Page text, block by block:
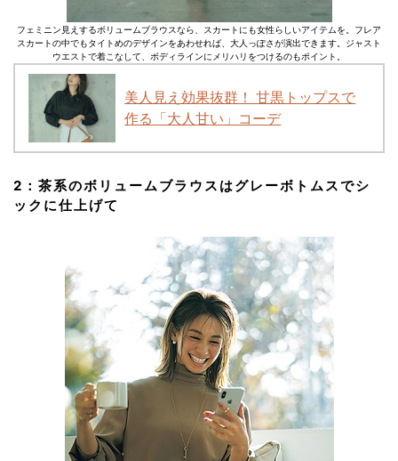
フェミニン見えするボリュームブラウスなら、スカートにも女性らしいアイテムを。フレア
スカートの中でもタイトめのデザインをあわせれば、大人っぽさが演出できます。ジャスト
ウエストで着こなして、ボディラインにメリハリをつけるのもポイント。
美人見え効果抜群！ 甘黒トップスで
作る「大人甘い」コーデ
2：茶系のボリュームブラウスはグレーボトムスでシ
ックに仕上げて